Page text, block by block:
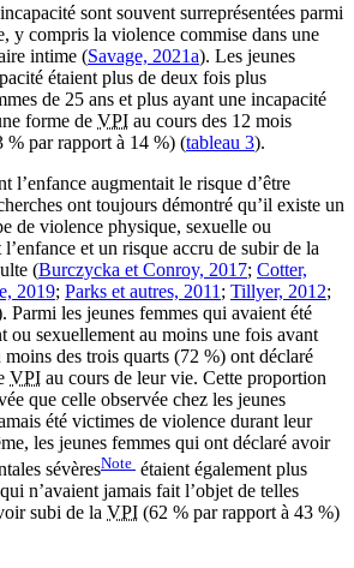
sont souvent surreprésentées parmi
y compris la violence commise dans une
intime (Savage, 2021a). Les jeunes
étaient plus de deux fois plus
de 25 ans et plus ayant une incapacité
forme de VPI au cours des 12 mois
% par rapport à 14 %) (tableau 3).
l’enfance augmentait le risque d’être
ont toujours démontré qu’il existe un
de violence physique, sexuelle ou
et un risque accru de subir de la
(Burczycka et Conroy, 2017; Cotter,
2019; Parks et autres, 2011 ; Tillyer, 2012;
Parmi les jeunes femmes qui avaient été
ou sexuellement au moins une fois avant
moins des trois quarts (72 %) ont déclaré
VPI au cours de leur vie. Cette proportion
que celle observée chez les jeunes
été victimes de violence durant leur
les jeunes femmes qui ont déclaré avoir
sévèresNote étaient également plus
n’avaient jamais fait l’objet de telles
subi de la VPI (62 % par rapport à 43 %)